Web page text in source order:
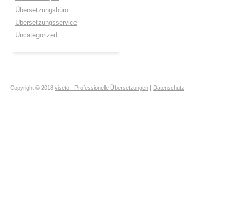
Übersetzungsbüro
Übersetzungsservice
Uncategorized
Copyright © 2018 viseto - Professionelle Übersetzungen | Datenschutz